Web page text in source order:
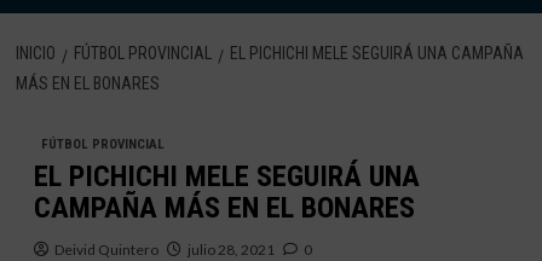
INICIO FÚTBOL PROVINCIAL
EL PICHICHI MELE SEGUIRÁ UNA CAMPAÑA
MÁS EN EL BONARES
FÚTBOL PROVINCIAL
EL PICHICHI MELE SEGUIRÁ UNA
CAMPAÑA MÁS EN EL BONARES
Deivid Quintero julio 28, 2021 0